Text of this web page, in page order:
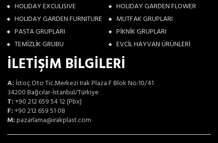
HOLIDAY EXCULISIVE
HOLIDAY GARDEN FLOWER
HOLIDAY GARDEN FURNITURE
MUTFAK GRUPLARI
PASTA GRUPLARI
PİKNİK GRUPLARI
TEMİZLİK GRUBU
EVCİL HAYVAN ÜRÜNLERİ
İLETİŞİM BİLGİLERİ
A: İstoç Oto Tic.Merkezi Irak Plaza F Blok No:10/41
34200 Bağcılar-İstanbul/Türkiye
T:+90 212 659 54 12 (Pbx)
F:+90 212 659 51 08
M:pazarlama@irakplast.com